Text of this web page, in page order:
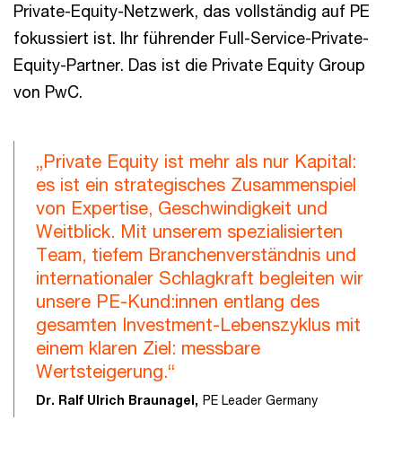
Private-Equity-Netzwerk, das vollständig auf PE
fokussiert ist. Ihr führender Full-Service-Private-
Equity-Partner. Das ist die Private Equity Group
von PwC.
„Private Equity ist mehr als nur Kapital:
es ist ein strategisches Zusammenspiel
von Expertise, Geschwindigkeit und
Weitblick. Mit unserem spezialisierten
Team, tiefem Branchenverständnis und
internationaler Schlagkraft begleiten wir
unsere PE-Kund:innen entlang des
gesamten Investment-Lebenszyklus mit
einem klaren Ziel: messbare
Wertsteigerung.“
Dr. Ralf Ulrich Braunagel, PE Leader Germany